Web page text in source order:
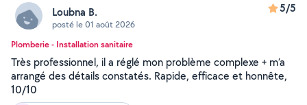
Loubna B.
posté le 01 août 2026
5/5
Plomberie - Installation sanitaire
Très professionnel, il a réglé mon problème complexe + m’a
arrangé des détails constatés. Rapide, efficace et honnête,
10/10